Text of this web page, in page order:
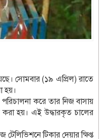
সোমবার (১৯ এপ্রিল) রাতে
হয়।
করে তার নিজ বাসায়
করা হয়। এই উদ্ধারকৃত চালের
টিকার দেয়ার ক্ষিপ্ত